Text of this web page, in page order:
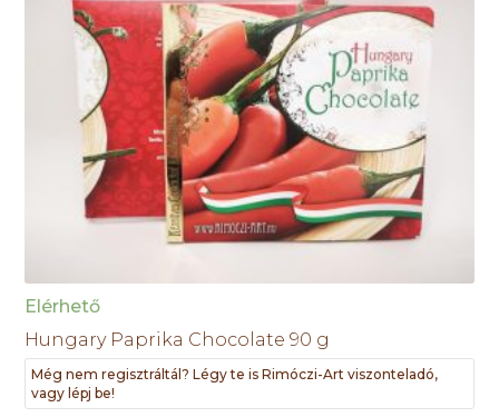
Elérhető
Hungary Paprika Chocolate 90 g
Még nem regisztráltál? Légy te is Rimóczi-Art viszonteladó,
vagy lépj be!